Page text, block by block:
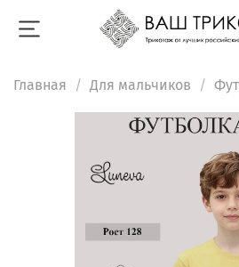
Главная Для мальчиков